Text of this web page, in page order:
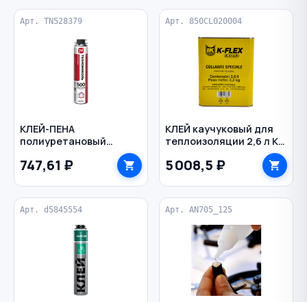
Арт. TN528379
КЛЕЙ-ПЕНА
полиуретановый
универсальный 1000 мл
Professional 500
747,61 ₽
Арт. 850CL020004
КЛЕЙ каучуковый для
теплоизоляции 2,6 л К
414 K-FLEX цв. желтый
5 008,5 ₽
Арт. d5845554 Арт. AN705_125